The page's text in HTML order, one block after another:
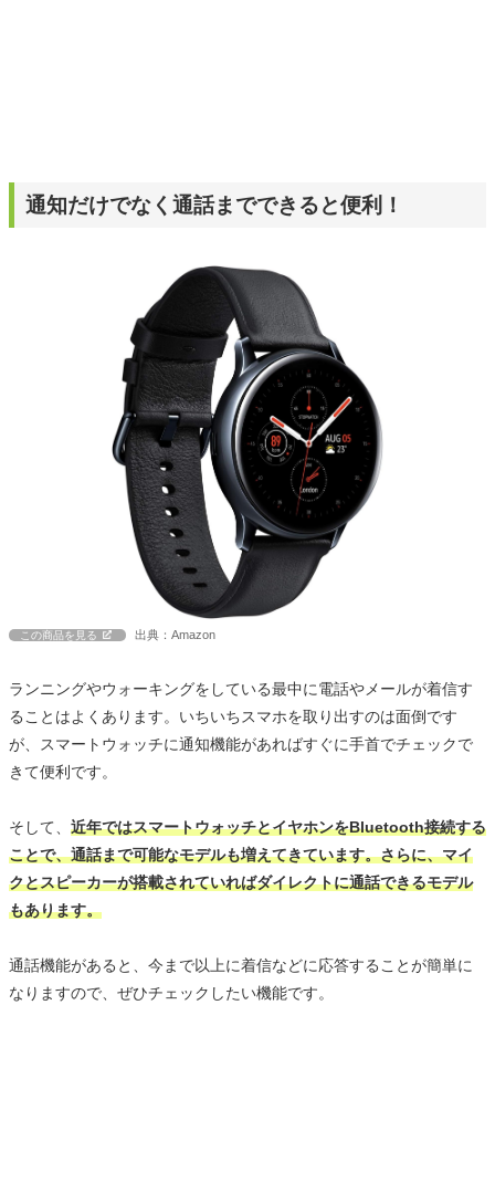
通知だけでなく通話までできると便利！
この商品を見る 出典：Amazon
ランニングやウォーキングをしている最中に電話やメールが着信す
ることはよくあります。いちいちスマホを取り出すのは面倒です
が、スマートウォッチに通知機能があればすぐに手首でチェックで
きて便利です。
そして、 近年ではスマートウォッチとイヤホンをBluetooth接続する
ことで、通話まで可能なモデルも増えてきています。さらに、マイ
クとスピーカーが搭載されていればダイレクトに通話できるモデル
もあります。
通話機能があると、今まで以上に着信などに応答することが簡単に
なりますので、ぜひチェックしたい機能です。